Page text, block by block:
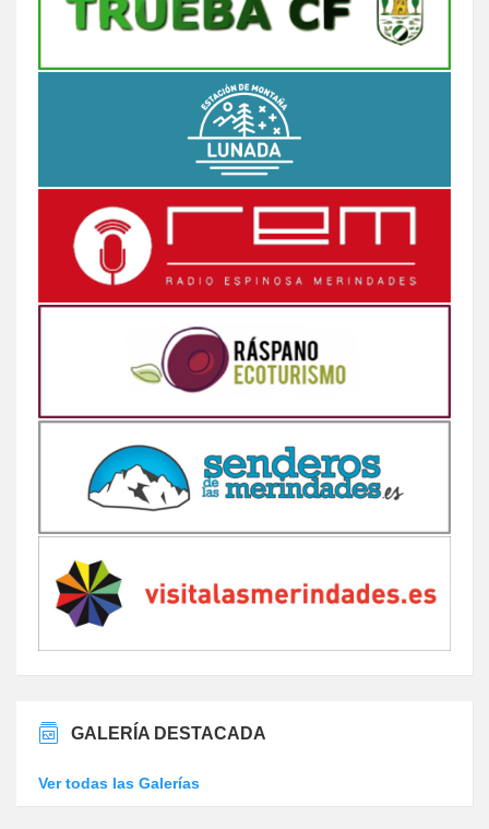
GALERÍA DESTACADA
Ver todas las Galerías